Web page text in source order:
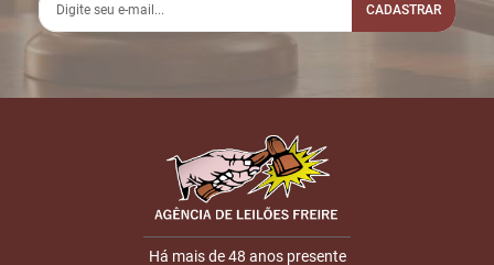
CADASTRAR
Há mais de 48 anos presente